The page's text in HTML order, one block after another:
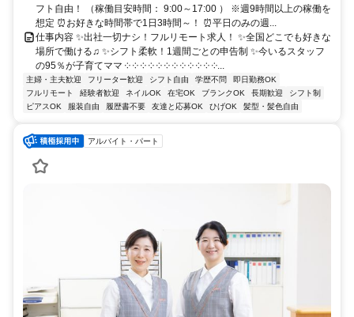
フト自由！ （稼働目安時間： 9:00～17:00 ） ※週9時間以上の稼働を
想定 ⏰お好きな時間帯で1日3時間～！ ⏰平日のみの週...
仕事内容 ✨出社一切ナシ！フルリモート求人！ ✨全国どこでも好きな
場所で働ける♫ ✨シフト柔軟！1週間ごとの申告制 ✨今いるスタッフ
の95％が子育てママ ༶ ༶ ༶ ༶ ༶ ༶ ༶ ༶ ༶ ༶ ༶ ༶...
主婦・主夫歓迎 フリーター歓迎 シフト自由 学歴不問
即日勤務OK
フルリモート
経験者歓迎 ネイルOK 在宅OK ブランクOK 長期歓迎
シフト制
ピアスOK
服装自由 履歴書不要 友達と応募OK ひげOK 髪型・髪色自由
アルバイト・パート